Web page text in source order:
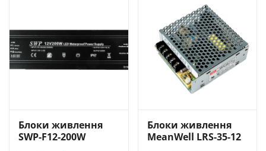
Блоки живлення
SWP-F12-200W
Блоки живлення
MeanWell LRS-35-12